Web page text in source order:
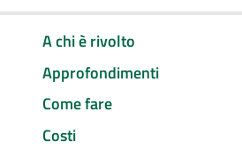
A chi è rivolto
Approfondimenti
Come fare
Costi